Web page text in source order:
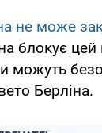
не може
блокує
можуть
Берліна.